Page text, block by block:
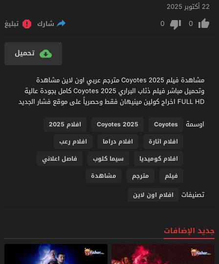
22 أكتوبر 2025
0
0 شارك تبليغ
تحميل
مشاهدة فيلم Coyotes 2025 مترجم عربي اون لاين مشاهدة
وتحميل مباشر فيلم ذئاب البراري Coyotes 2025 كامل بجودة عالية
FULL HD اخراج كولين مينيهان فقط وحصرياً على موقع فشار الجديد
اوسمة
Coyotes
Coyotes 2025
افلام 2025
افلام اثارة
افلام دراما
افلام رعب
افلام كوميديا
سيما كلوب
فاصل اعلاني
فيلم
مترجم مشاهدة
تصنيفات افلام اون لاين
جديد الإضافات